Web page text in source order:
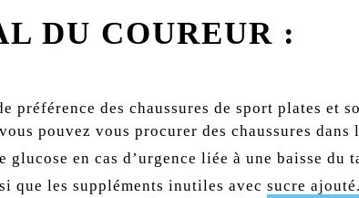
DU COUREUR :
préférence des chaussures de sport plates
pouvez vous procurer des chaussures dans
en cas d’urgence liée à une baisse du
que les suppléments inutiles avec sucre ajouté.